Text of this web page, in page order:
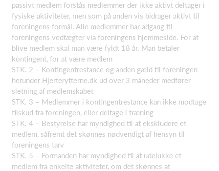
passivt medlem forstås medlemmer der ikke aktivt deltager i
fysiske aktiviteter, men som på anden vis bidrager aktivt til
foreningens formål. Alle medlemmer har adgang til
foreningens vedtægter via foreningens hjemmeside. For at
blive medlem skal man være fyldt 18 år. Man betaler
kontingent, for at være medlem
STK. 2 – Kontingentrestance og anden gæld til foreningen
herunder Hjerterytterne.dk ud over 3 måneder medfører
sletning af medlemskabet
STK. 3 – Medlemmer i kontingentrestance kan ikke modtage
tilskud fra foreningen, eller deltage i træning
STK. 4 – Bestyrelse har myndighed til at ekskludere et
medlem, såfremt det skønnes nødvendigt af hensyn til
foreningens tarv
STK. 5 – Formanden har myndighed til at udelukke et
medlem fra enkelte aktiviteter, om det skønnes at